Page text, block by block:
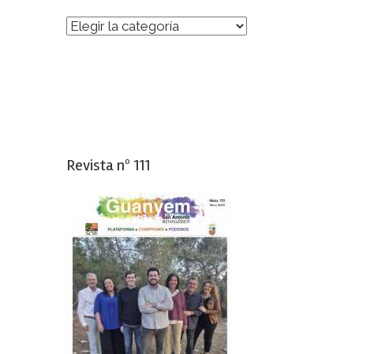
Categorías
Revista nº 111